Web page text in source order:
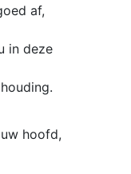
af,
in deze
hoofd,